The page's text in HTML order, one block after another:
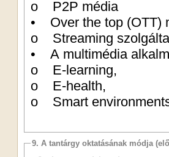
o P2P média
• Over the top (OTT)
o Streaming
• A multimédia
o E-learning,
o E-health,
o Smart
9. A tantárgy oktatásának módja